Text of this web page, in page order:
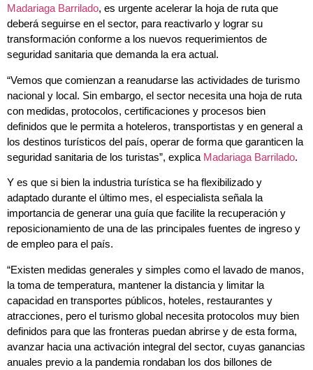
Madariaga Barrilado, es urgente acelerar la hoja de ruta que
deberá seguirse en el sector, para reactivarlo y lograr su
transformación conforme a los nuevos requerimientos de
seguridad sanitaria que demanda la era actual.
“Vemos que comienzan a reanudarse las actividades de turismo
nacional y local. Sin embargo, el sector necesita una hoja de ruta
con medidas, protocolos, certificaciones y procesos bien
definidos que le permita a hoteleros, transportistas y en general a
los destinos turísticos del país, operar de forma que garanticen la
seguridad sanitaria de los turistas”, explica Madariaga Barrilado.
Y es que si bien la industria turística se ha flexibilizado y
adaptado durante el último mes, el especialista señala la
importancia de generar una guía que facilite la recuperación y
reposicionamiento de una de las principales fuentes de ingreso y
de empleo para el país.
“Existen medidas generales y simples como el lavado de manos,
la toma de temperatura, mantener la distancia y limitar la
capacidad en transportes públicos, hoteles, restaurantes y
atracciones, pero el turismo global necesita protocolos muy bien
definidos para que las fronteras puedan abrirse y de esta forma,
avanzar hacia una activación integral del sector, cuyas ganancias
anuales previo a la pandemia rondaban los dos billones de